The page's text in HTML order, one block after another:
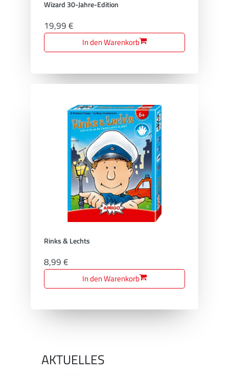
Wizard 30-Jahre-Edition
19,99 €
In den Warenkorb
Rinks & Lechts
8,99 €
In den Warenkorb
AKTUELLES